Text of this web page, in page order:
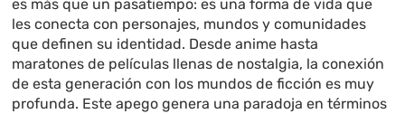
es más que un pasatiempo: es una forma de vida que
les conecta con personajes, mundos y comunidades
que definen su identidad. Desde anime hasta
maratones de películas llenas de nostalgia, la conexión
de esta generación con los mundos de ficción es muy
profunda. Este apego genera una paradoja en términos